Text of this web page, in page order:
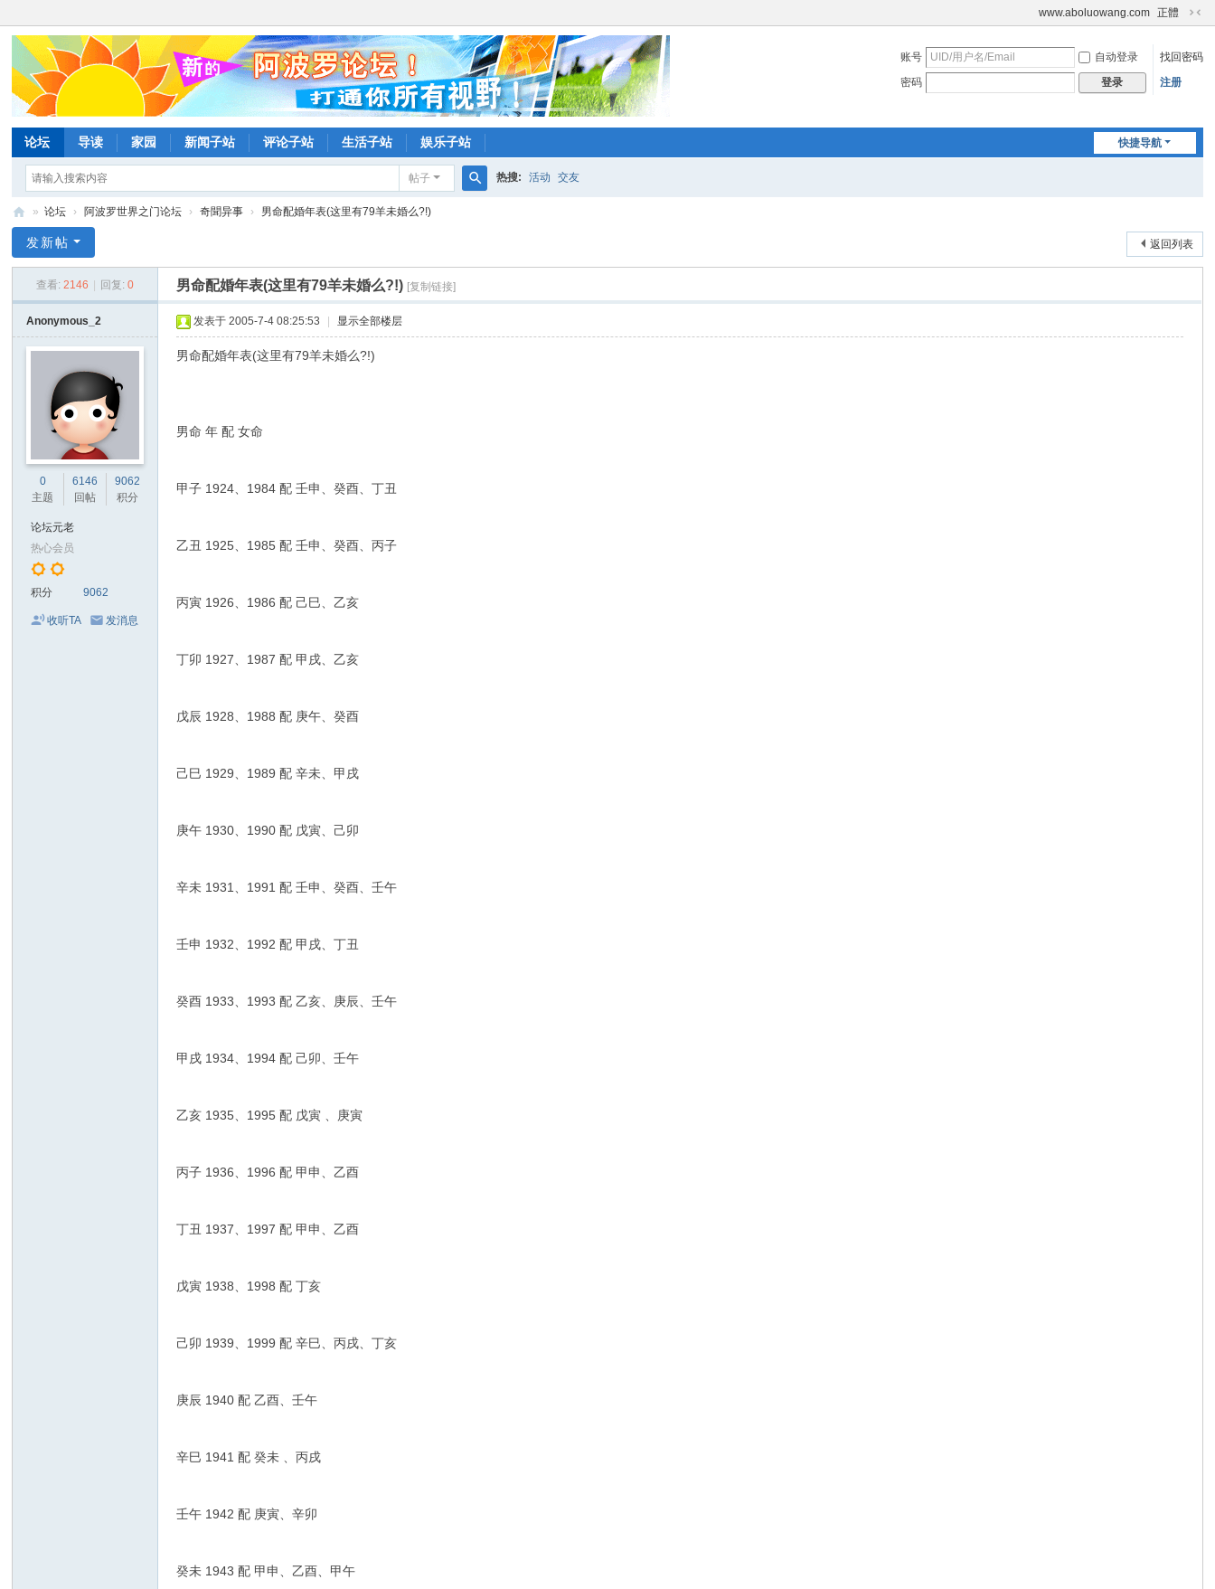
www.aboluowang.com 正體
切
到
账号 自动登录
找回密码
密码
登录 注册
快捷导航
论坛 导读 家园 新闻子站 评论子站 生活子站 娱乐子站
帖子 热搜: 活动 交友
波
» 论坛 › 阿波罗世界之门论坛 › 奇聞异事 › 男命配婚年表(这里有79羊未婚么?!)
返回列表
发新帖
查看: 2146 回复: 0 男命配婚年表(这里有79羊未婚么?!) [复制链接]
Anonymous_2
0
主题
6146
回帖
9062
积分
论坛元老
热心会员
积分 9062
收听TA 发消息
发表于 2005-7-4 08:25:53 显示全部楼层
男命配婚年表(这里有79羊未婚么?!)
男命 年 配 女命
甲子 1924、1984 配 壬申、癸酉、丁丑
乙丑 1925、1985 配 壬申、癸酉、丙子
丙寅 1926、1986 配 己巳、乙亥
丁卯 1927、1987 配 甲戌、乙亥
戊辰 1928、1988 配 庚午、癸酉
己巳 1929、1989 配 辛未、甲戌
庚午 1930、1990 配 戊寅、己卯
辛未 1931、1991 配 壬申、癸酉、壬午
壬申 1932、1992 配 甲戌、丁丑
癸酉 1933、1993 配 乙亥、庚辰、壬午
甲戌 1934、1994 配 己卯、壬午
乙亥 1935、1995 配 戊寅 、庚寅
丙子 1936、1996 配 甲申、乙酉
丁丑 1937、1997 配 甲申、乙酉
戊寅 1938、1998 配 丁亥
己卯 1939、1999 配 辛巳、丙戌、丁亥
庚辰 1940 配 乙酉、壬午
辛巳 1941 配 癸未 、丙戌
壬午 1942 配 庚寅、辛卯
癸未 1943 配 甲申、乙酉、甲午